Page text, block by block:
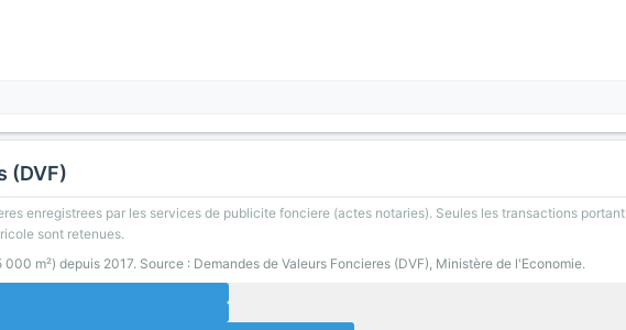
(DVF)
enregistrees par les services de publicite fonciere (actes notaries). Seules les transactions
sont retenues.
m²) depuis 2017. Source : Demandes de Valeurs Foncieres (DVF), Ministère de l'Economie.